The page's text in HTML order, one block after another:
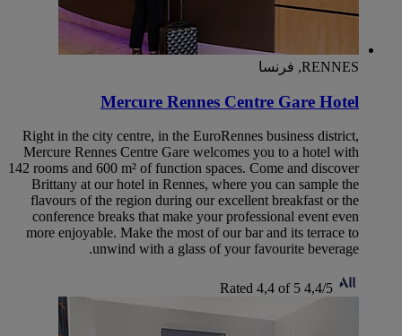
RENNES, فرنسا
Mercure Rennes Centre Gare Hotel
Right in the city centre, in the EuroRennes business district,
Mercure Rennes Centre Gare welcomes you to a hotel with
142 rooms and 600 m² of function spaces. Come and discover
Brittany at our hotel in Rennes, where you can sample the
flavours of the region during our excellent breakfast or the
conference breaks that make your professional event even
more enjoyable. Make the most of our bar and its terrace to
unwind with a glass of your favourite beverage.
4,4/5
Rated 4,4 of 5